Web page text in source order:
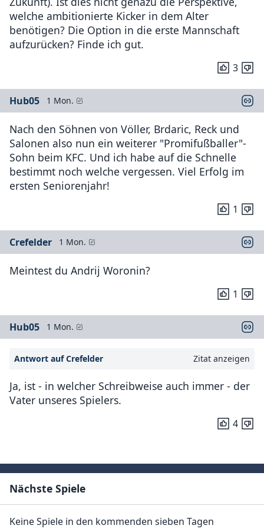
welche ambitionierte Kicker in dem Alter
benötigen? Die Option in die erste Mannschaft
aufzurücken? Finde ich gut.
3
Hub05 1 Mon.
Nach den Söhnen von Völler, Brdaric, Reck und
Salonen also nun ein weiterer "Promifußballer"-
Sohn beim KFC. Und ich habe auf die Schnelle
bestimmt noch welche vergessen. Viel Erfolg im
ersten Seniorenjahr!
1
Crefelder 1 Mon.
Meintest du Andrij Woronin?
1
Hub05 1 Mon.
Antwort auf Crefelder Zitat anzeigen
Ja, ist - in welcher Schreibweise auch immer - der
Vater unseres Spielers.
4
Nächste Spiele
Keine Spiele in den kommenden sieben Tagen